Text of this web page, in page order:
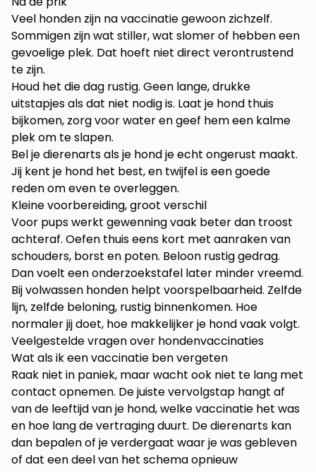
Veel honden zijn na vaccinatie gewoon zichzelf.
Sommigen zijn wat stiller, wat slomer of hebben een
gevoelige plek. Dat hoeft niet direct verontrustend
te zijn.
Houd het die dag rustig. Geen lange, drukke
uitstapjes als dat niet nodig is. Laat je hond thuis
bijkomen, zorg voor water en geef hem een kalme
plek om te slapen.
Bel je dierenarts als je hond je echt ongerust maakt.
Jij kent je hond het best, en twijfel is een goede
reden om even te overleggen.
Kleine voorbereiding, groot verschil
Voor pups werkt gewenning vaak beter dan troost
achteraf. Oefen thuis eens kort met aanraken van
schouders, borst en poten. Beloon rustig gedrag.
Dan voelt een onderzoekstafel later minder vreemd.
Bij volwassen honden helpt voorspelbaarheid. Zelfde
lijn, zelfde beloning, rustig binnenkomen. Hoe
normaler jij doet, hoe makkelijker je hond vaak volgt.
Veelgestelde vragen over hondenvaccinaties
Wat als ik een vaccinatie ben vergeten
Raak niet in paniek, maar wacht ook niet te lang met
contact opnemen. De juiste vervolgstap hangt af
van de leeftijd van je hond, welke vaccinatie het was
en hoe lang de vertraging duurt. De dierenarts kan
dan bepalen of je verdergaat waar je was gebleven
of dat een deel van het schema opnieuw